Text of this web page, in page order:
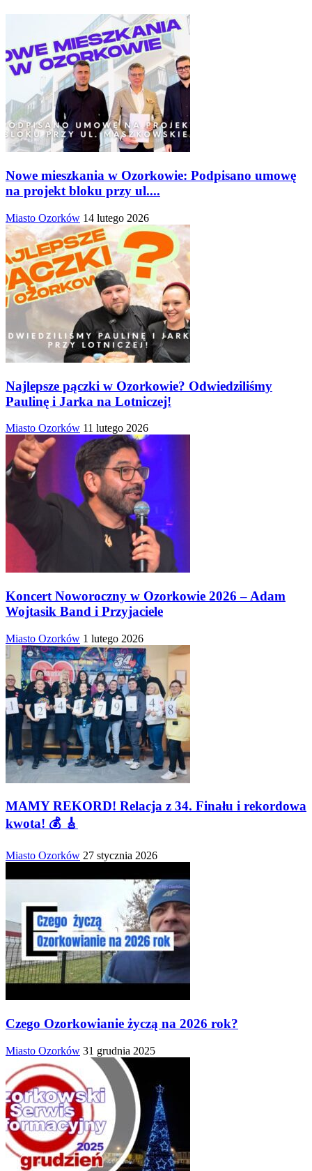
Nowe mieszkania w Ozorkowie: Podpisano umowę
na projekt bloku przy ul....
Miasto Ozorków 14 lutego 2026
Najlepsze pączki w Ozorkowie? Odwiedziliśmy
Paulinę i Jarka na Lotniczej!
Miasto Ozorków 11 lutego 2026
Koncert Noworoczny w Ozorkowie 2026 – Adam
Wojtasik Band i Przyjaciele
Miasto Ozorków 1 lutego 2026
MAMY REKORD! Relacja z 34. Finału i rekordowa
kwota! 💰 🎸
Miasto Ozorków 27 stycznia 2026
Czego Ozorkowianie życzą na 2026 rok?
Miasto Ozorków 31 grudnia 2025